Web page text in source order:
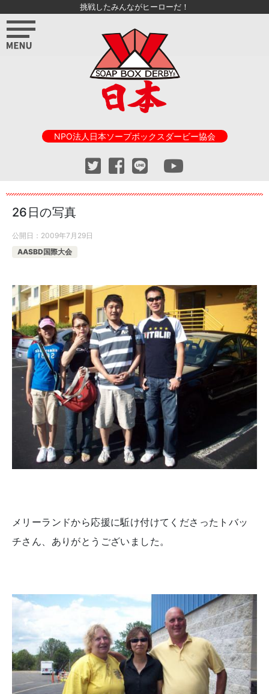
挑戦したみんながヒーローだ！
NPO法人日本ソープボックスダービー協会
26日の写真
公開日： 2009年7月29日
AASBD国際大会
メリーランドから応援に駈け付けてくださったトバッ
チさん、ありがとうございました。